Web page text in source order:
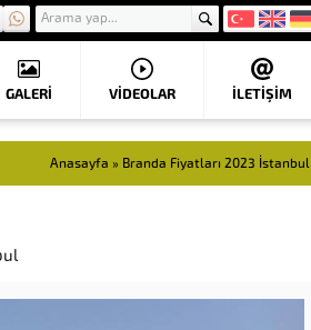
GALERİ VIDEOLAR İLETİŞİM
Anasayfa » Branda Fiyatları 2023 İstanbul